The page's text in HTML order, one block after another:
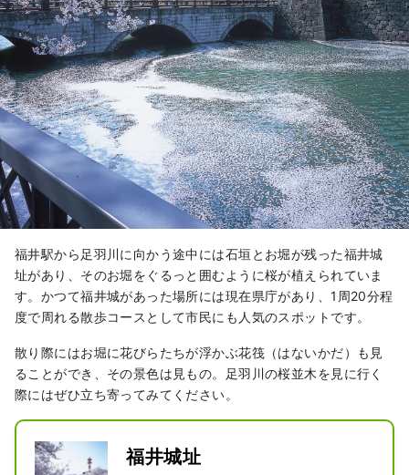
福井駅から足羽川に向かう途中には石垣とお堀が残った福井城
址があり、そのお堀をぐるっと囲むように桜が植えられていま
す。かつて福井城があった場所には現在県庁があり、1周20分程
度で周れる散歩コースとして市民にも人気のスポットです。
散り際にはお堀に花びらたちが浮かぶ花筏（はないかだ）も見
ることができ、その景色は見もの。足羽川の桜並木を見に行く
際にはぜひ立ち寄ってみてください。
福井城址